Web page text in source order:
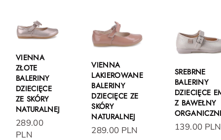
VIENNA
ZŁOTE
BALERINY
DZIECIĘCE
ZE SKÓRY
NATURALNEJ
289.00
PLN
VIENNA
LAKIEROWANE
BALERINY
DZIECIĘCE ZE
SKÓRY
NATURALNEJ
289.00 PLN
SREBRNE
BALERINY
DZIECIĘCE
Z BAWEŁNY
139.00 PLN